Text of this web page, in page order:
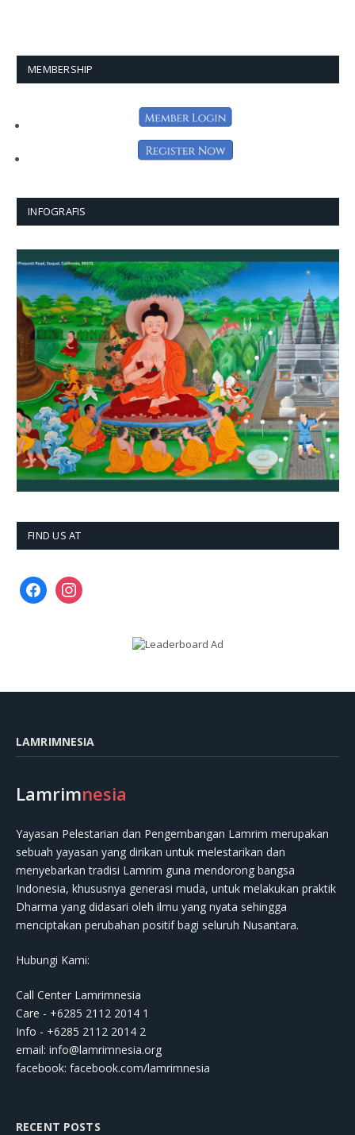
MEMBERSHIP
INFOGRAFIS
FIND US AT
facebookinstagram
LAMRIMNESIA
Lamrimnesia
Yayasan Pelestarian dan Pengembangan Lamrim merupakan
sebuah yayasan yang dirikan untuk melestarikan dan
menyebarkan tradisi Lamrim guna mendorong bangsa
Indonesia, khususnya generasi muda, untuk melakukan praktik
Dharma yang didasari oleh ilmu yang nyata sehingga
menciptakan perubahan positif bagi seluruh Nusantara.
Hubungi Kami:
Call Center Lamrimnesia
Care - +6285 2112 2014 1
Info - +6285 2112 2014 2
email: info@lamrimnesia.org
facebook: facebook.com/lamrimnesia
RECENT POSTS